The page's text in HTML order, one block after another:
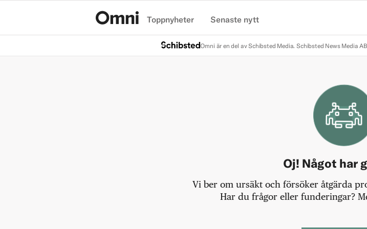
Toppnyheter Senaste nytt
Omni är en del av Schibsted Media. Schibsted News Media
Oj! Något har
Vi ber om ursäkt och försöker åtgärda
Har du frågor eller funderingar?